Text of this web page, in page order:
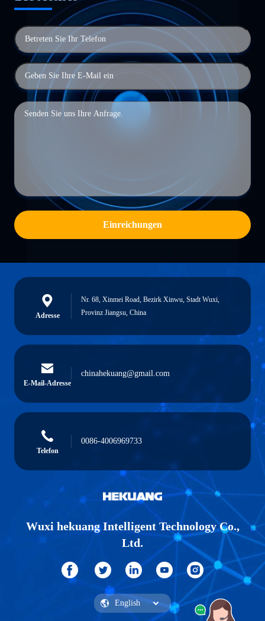
Einreichungen
Adresse
Nr. 68, Xinmei Road, Bezirk Xinwu, Stadt Wuxi,
Provinz Jiangsu, China
E-Mail-Adresse
chinahekuang@gmail.com
Telefon
0086-4006969733
Wuxi hekuang Intelligent Technology Co.,
Ltd.